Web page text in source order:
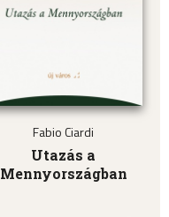
Fabio Ciardi
Utazás a
Mennyországban